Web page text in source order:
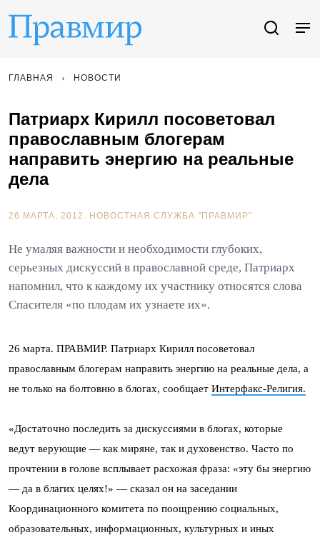
ГЛАВНАЯ НОВОСТИ
Патриарх Кирилл посоветовал
православным блогерам
направить энергию на реальные
дела
26 МАРТА, 2012. НОВОСТНАЯ СЛУЖБА "ПРАВМИР"
Не умаляя важности и необходимости глубоких,
серьезных дискуссий в православной среде, Патриарх
напомнил, что к каждому их участнику относятся слова
Спасителя «по плодам их узнаете их».
26 марта. ПРАВМИР. Патриарх Кирилл посоветовал
православным блогерам направить энергию на реальные дела, а
не только на болтовню в блогах, сообщает Интерфакс-Религия.
«Достаточно последить за дискуссиями в блогах, которые
ведут верующие — как миряне, так и духовенство. Часто по
прочтении в голове всплывает расхожая фраза: «эту бы энергию
— да в благих целях!» — сказал он на заседании
Координационного комитета по поощрению социальных,
образовательных, информационных, культурных и иных